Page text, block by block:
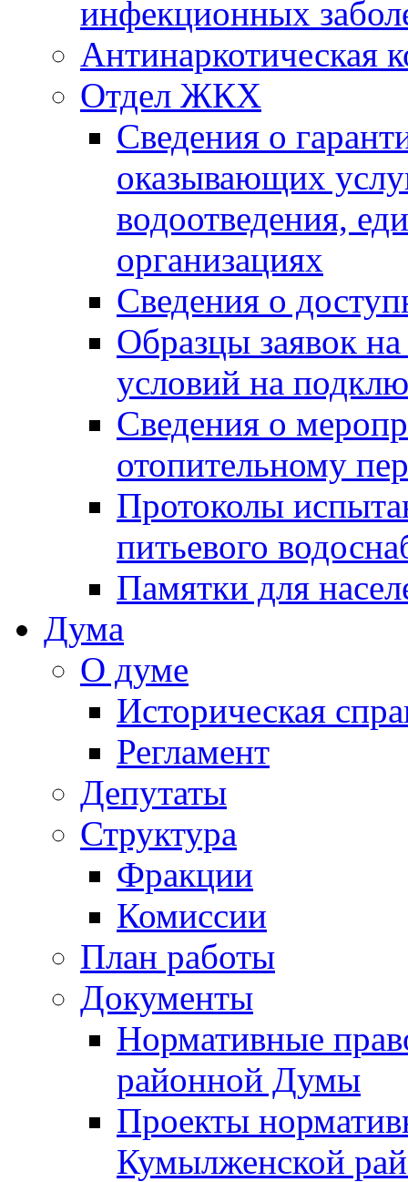
инфекционных
Антинаркотическая
Отдел ЖКХ
Сведения о
оказывающих
водоотведения,
организациях
Сведения о
Образцы заявок
условий на
Сведения о
отопительному
Протоколы
питьевого
Памятки для
Дума
О думе
Историческая
Регламент
Депутаты
Структура
Фракции
Комиссии
План работы
Документы
Нормативные
районной Думы
Проекты
Кумылженской